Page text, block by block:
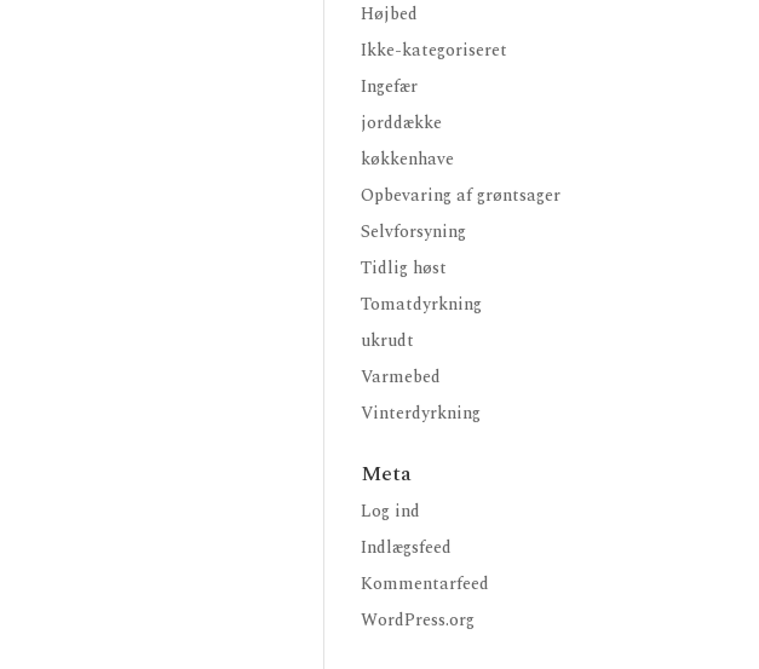
Højbed
Ikke-kategoriseret
Ingefær
jorddække
køkkenhave
Opbevaring af grøntsager
Selvforsyning
Tidlig høst
Tomatdyrkning
ukrudt
Varmebed
Vinterdyrkning
Meta
Log ind
Indlægsfeed
Kommentarfeed
WordPress.org